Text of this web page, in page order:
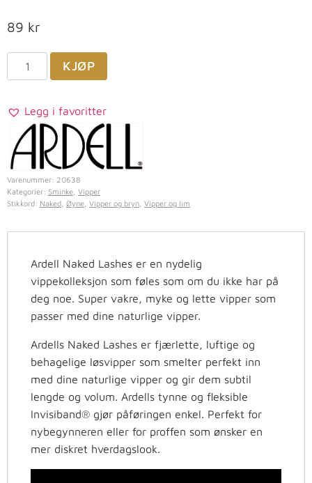
89 kr
KJØP
Legg i favoritter
Varenummer: 20638
Kategorier: Sminke Vipper
Stikkord: Naked Øyne Vipper og bryn Vipper og lim
Ardell Naked Lashes er en nydelig
vippekolleksjon som føles som om du ikke har på
deg noe. Super vakre, myke og lette vipper som
passer med dine naturlige vipper.
Ardells Naked Lashes er fjærlette, luftige og
behagelige løsvipper som smelter perfekt inn
med dine naturlige vipper og gir dem subtil
lengde og volum. Ardells tynne og fleksible
Invisiband® gjør påføringen enkel. Perfekt for
nybegynneren eller for proffen som ønsker en
mer diskret hverdagslook.